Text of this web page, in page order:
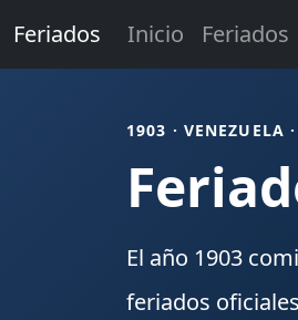
Feriados Inicio Feriados
1903 · VENEZUELA
El año 1903
feriados